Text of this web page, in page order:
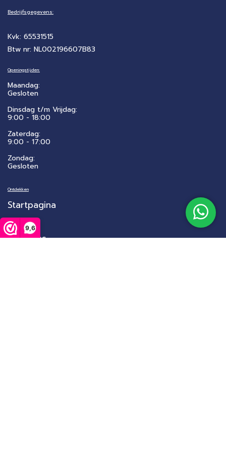
9,6
Bedrijfsgegevens:
Kvk: 65531515
Btw nr: NL002196607B83
Openingstijden:
Maandag:
Gesloten
Dinsdag t/m Vrijdag:
9:00 - 18:00
Zaterdag:
​9:00 - 17:00
Zondag:
Gesloten
Ontdekken
Startpagina
Winkel
Over ons